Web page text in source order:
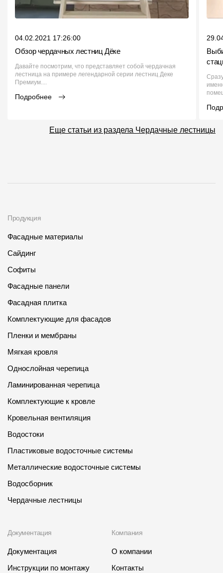
04.02.2021 17:26:00
Обзор чердачных лестниц Дёке
Давайте посмотрим, что представляет собой чердачная
лестница на примере легендарной серии лестниц Деке
Премиум....
Подробнее
Еще статьи из раздела Чердачные лестницы
Продукция
Фасадные материалы
Сайдинг
Софиты
Фасадные панели
Фасадная плитка
Комплектующие для фасадов
Пленки и мембраны
Мягкая кровля
Однослойная черепица
Ламинированная черепица
Комплектующие к кровле
Кровельная вентиляция
Водостоки
Пластиковые водосточные системы
Металлические водосточные системы
Водосборник
Чердачные лестницы
Документация
Документация
Инструкции по монтажу
Компания
О компании
Контакты